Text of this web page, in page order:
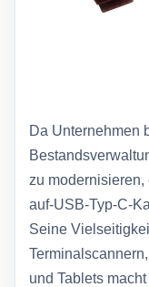
Da Unternehmen
zu
auf-USB-Typ-C-
Seine
und Tablets